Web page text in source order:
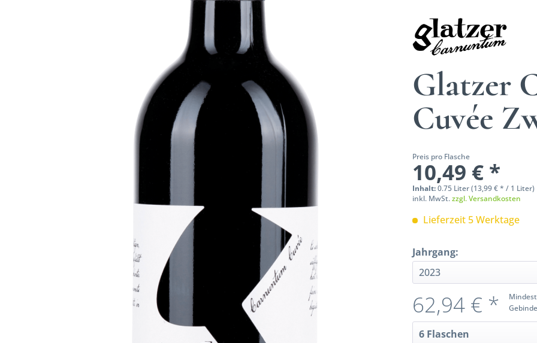
Glatzer
Cuvée
Preis pro Flasche
10,49 € *
Inhalt:0.75 Liter (13,99 € * / 1 Liter)
inkl. MwSt.zzgl. Versandkosten
Lieferzeit 5 Werktage
Jahrgang:
62,94 € *